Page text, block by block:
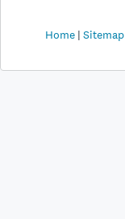
Home Sitemap